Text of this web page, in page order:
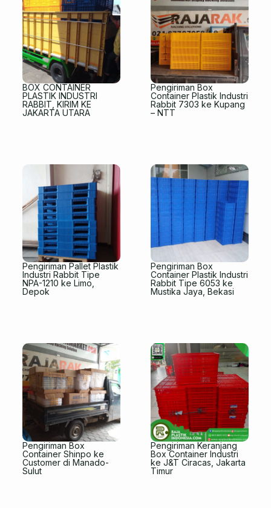
BOX CONTAINER
PLASTIK INDUSTRI
RABBIT, KIRIM KE
JAKARTA UTARA
Pengiriman Box
Container Plastik Industri
Rabbit 7303 ke Kupang
– NTT
Pengiriman Pallet Plastik
Industri Rabbit Tipe
NPA-1210 ke Limo,
Depok
Pengiriman Box
Container Plastik Industri
Rabbit Tipe 6053 ke
Mustika Jaya, Bekasi
Pengiriman Box
Container Shinpo ke
Customer di Manado-
Sulut
Pengiriman Keranjang
Box Container Industri
ke J&T Ciracas, Jakarta
Timur